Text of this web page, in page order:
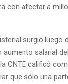
con afectar a
surgió luego
aumento salarial
CNTE calificó
que sólo una